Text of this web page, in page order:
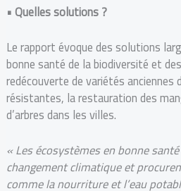
•Quelles solutions ?
Le rapport évoque des solutions
bonne santé de la biodiversité et
redécouverte de variétés
résistantes, la restauration des
d’arbres dans les villes.
« Les écosystèmes en bonne
changement climatique et
comme la nourriture et l’eau